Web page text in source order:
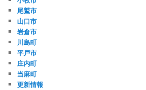
尾鷲市
山口市
岩倉市
川島町
平戸市
庄内町
当麻町
更新情報